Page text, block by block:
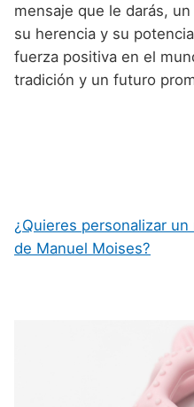
mensaje que le darás,
su herencia y su
fuerza positiva en el
tradición y un futuro
¿Quieres personalizar
de Manuel Moises?